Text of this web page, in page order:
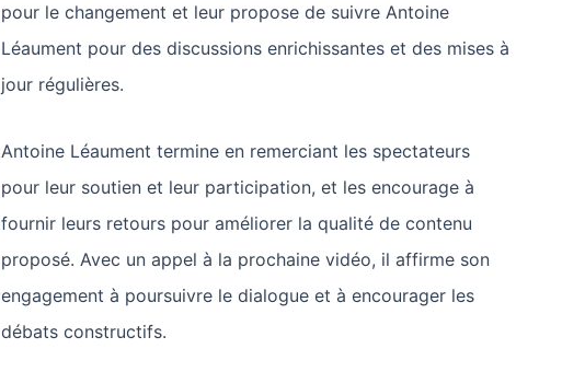
pour le changement et leur propose de suivre Antoine
Léaument pour des discussions enrichissantes et des mises à
jour régulières.
Antoine Léaument termine en remerciant les spectateurs
pour leur soutien et leur participation, et les encourage à
fournir leurs retours pour améliorer la qualité de contenu
proposé. Avec un appel à la prochaine vidéo, il affirme son
engagement à poursuivre le dialogue et à encourager les
débats constructifs.